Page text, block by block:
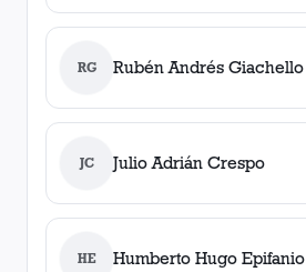
RG Rubén Andrés Giachello
JC Julio Adrián Crespo
HE Humberto Hugo Epifanio